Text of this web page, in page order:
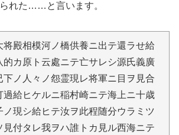
れた……と言います。
殿相模河ノ橋供養ニ出テ還ラせ給
的カ原ト云處ニテ亡サレシ源氏義廣
下ノ人々ノ怨霊現レ将軍ニ目ヲ見合
過給ヒケルニ稲村崎ニテ海上ニ十歳
ノ現シ給ヒテ汝ヲ此程随分ウラミツ
見付タレ我ヲハ誰トカ見ル西海ニテ